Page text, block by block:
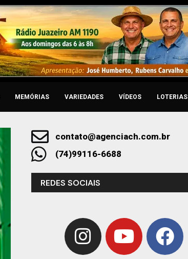
MEMÓRIAS VARIEDADES VÍDEOS LOTERIAS
contato@agenciach.com.br
(74)99116-6688
REDES SOCIAIS